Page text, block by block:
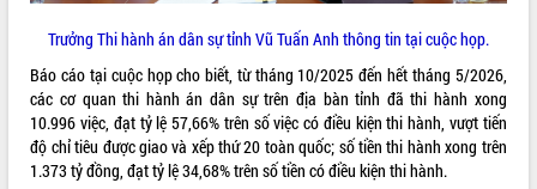
tháng 7/2026
Lễ truy tặng danh hiệu “Bà Mẹ Việt
Nam Anh hùng” và trao Huân chương
Lao động
UBND tỉnh Đắk Lắk triển khai nhiệm
vụ 6 tháng cuối năm 2026
ALBUM ẢNH
Trưởng Thi hành án dân sự tỉnh Vũ Tuấn Anh thông tin tại cuộc họp.
Báo cáo tại cuộc họp cho biết, từ tháng 10/2025 đến hết tháng 5/2026,
các cơ quan thi hành án dân sự trên địa bàn tỉnh đã thi hành xong
10.996 việc, đạt tỷ lệ 57,66% trên số việc có điều kiện thi hành, vượt tiến
độ chỉ tiêu được giao và xếp thứ 20 toàn quốc; số tiền thi hành xong trên
1.373 tỷ đồng, đạt tỷ lệ 34,68% trên số tiền có điều kiện thi hành.